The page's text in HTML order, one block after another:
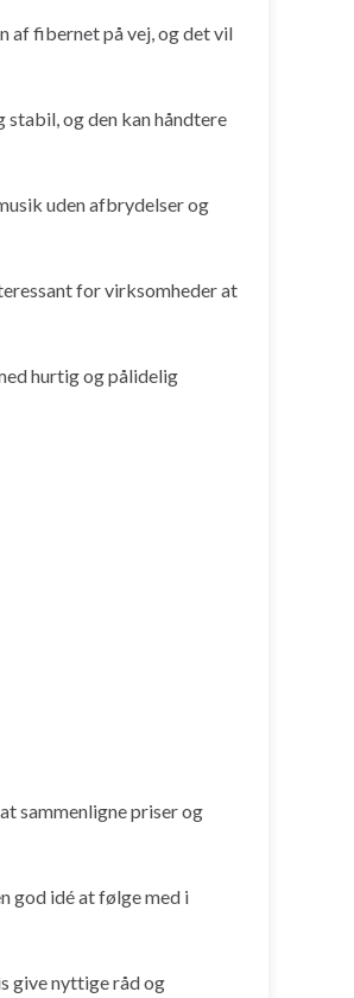
af fibernet på vej, og det vil
og den kan håndtere
uden afbrydelser og
for virksomheder at
hurtig og pålidelig
sammenligne priser og
god idé at følge med i
give nyttige råd og